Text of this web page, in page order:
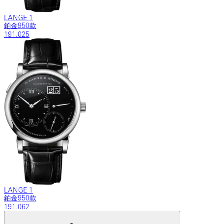
LANGE 1
鉑金950款
191.025
LANGE 1
鉑金950款
191.062